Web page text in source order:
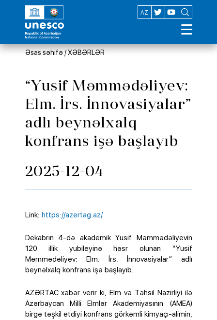
AZ
EN
Əsas səhifə /XƏBƏRLƏR
“Yusif Məmmədəliyev:
Elm. İrs. İnnovasiyalar”
adlı beynəlxalq
konfrans işə başlayıb
2025-12-04
Link: https://azertag.az/
Dekabrın 4-də akademik Yusif Məmmədəliyevin
120 illik yubileyinə həsr olunan “Yusif
Məmmədəliyev: Elm. İrs. İnnovasiyalar” adlı
beynəlxalq konfrans işə başlayıb.
AZƏRTAC xəbər verir ki, Elm və Təhsil Nazirliyi ilə
Azərbaycan Milli Elmlər Akademiyasının (AMEA)
birgə təşkil etdiyi konfrans görkəmli kimyaçı-alimin,